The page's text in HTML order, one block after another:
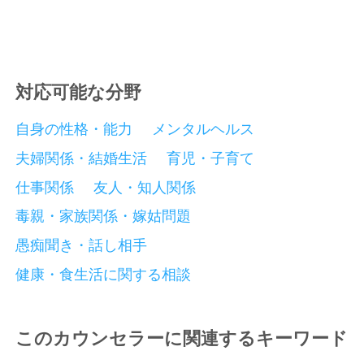
対応可能な分野
自身の性格・能力
メンタルヘルス
夫婦関係・結婚生活
育児・子育て
仕事関係
友人・知人関係
毒親・家族関係・嫁姑問題
愚痴聞き・話し相手
健康・食生活に関する相談
このカウンセラーに関連するキーワード